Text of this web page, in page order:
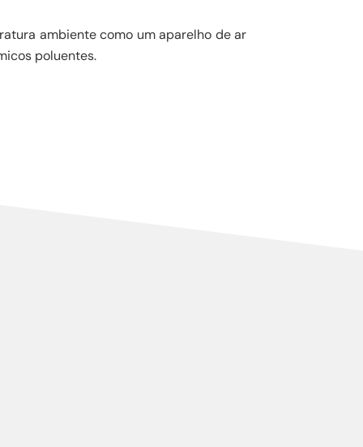
ambiente como um aparelho de ar
poluentes.